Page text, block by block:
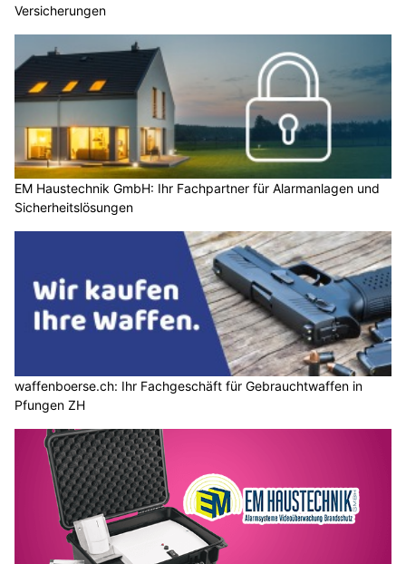
Versicherungen
EM Haustechnik GmbH: Ihr Fachpartner für Alarmanlagen und
Sicherheitslösungen
waffenboerse.ch: Ihr Fachgeschäft für Gebrauchtwaffen in
Pfungen ZH